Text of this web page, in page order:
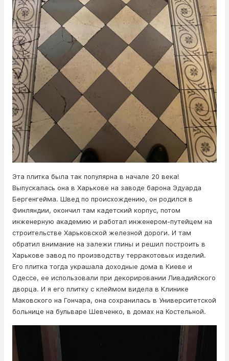
Эта плитка была так популярна в начале 20 века!
Выпускалась она в Харькове на заводе барона Эдуарда
Бергенгейма. Швед по происхождению, он родился в
Финляндии, окончил там кадетский корпус, потом
инженерную академию и работал инженером-путейцем на
строительстве Харьковской железной дороги. И там
обратил внимание на залежи глины и решил построить в
Харькове завод по производству терракотовых изделий.
Его плитка тогда украшала доходные дома в Киеве и
Одессе, ее использовали при декорировании Ливадийского
дворца. И я его плитку с клеймом видела в Клинике
Маковского на Гончара, она сохранилась в Университетской
больнице на бульваре Шевченко, в домах на Костельной.